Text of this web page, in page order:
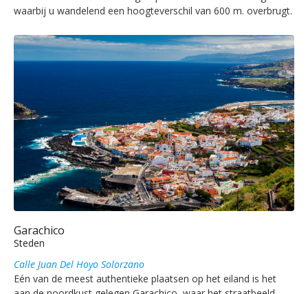
waarbij u wandelend een hoogteverschil van 600 m. overbrugt.
Garachico
Steden
Calle Juan Del Hoyo Solorzano
Eén van de meest authentieke plaatsen op het eiland is het